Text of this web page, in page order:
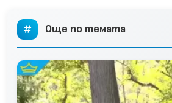
Още по темата